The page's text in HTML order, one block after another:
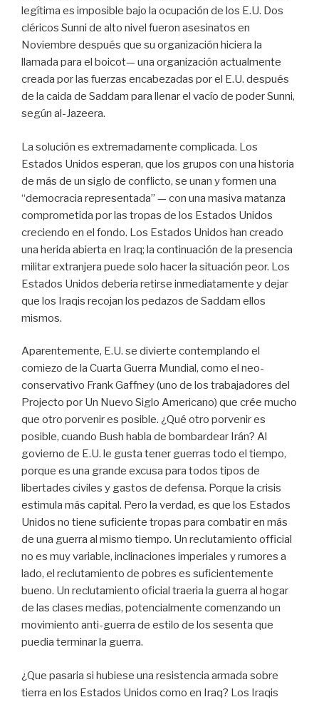
legítima es imposible bajo la ocupación de los E.U. Dos
cléricos Sunni de alto nivel fueron asesinatos en
Noviembre después que su organización hiciera la
llamada para el boicot— una organización actualmente
creada por las fuerzas encabezadas por el E.U. después
de la caida de Saddam para llenar el vacío de poder Sunni,
según al-Jazeera.
La solución es extremadamente complicada. Los
Estados Unidos esperan, que los grupos con una historia
de más de un siglo de conflicto, se unan y formen una
“democracia representada” — con una masiva matanza
comprometida por las tropas de los Estados Unidos
creciendo en el fondo. Los Estados Unidos han creado
una herida abierta en Iraq; la continuación de la presencia
militar extranjera puede solo hacer la situación peor. Los
Estados Unidos deberia retirse inmediatamente y dejar
que los Iraqis recojan los pedazos de Saddam ellos
mismos.
Aparentemente, E.U. se divierte contemplando el
comiezo de la Cuarta Guerra Mundial, como el neo-
conservativo Frank Gaffney (uno de los trabajadores del
Projecto por Un Nuevo Siglo Americano) que crée mucho
que otro porvenir es posible. ¿Qué otro porvenir es
posible, cuando Bush habla de bombardear Irán? Al
govierno de E.U. le gusta tener guerras todo el tiempo,
porque es una grande excusa para todos tipos de
libertades civiles y gastos de defensa. Porque la crisis
estimula más capital. Pero la verdad, es que los Estados
Unidos no tiene suficiente tropas para combatir en más
de una guerra al mismo tiempo. Un reclutamiento official
no es muy variable, inclinaciones imperiales y rumores a
lado, el reclutamiento de pobres es suficientemente
bueno. Un reclutamiento oficial traeria la guerra al hogar
de las clases medias, potencialmente comenzando un
movimiento anti-guerra de estilo de los sesenta que
puedia terminar la guerra.
¿Que pasaria si hubiese una resistencia armada sobre
tierra en los Estados Unidos como en Iraq? Los Iraqis